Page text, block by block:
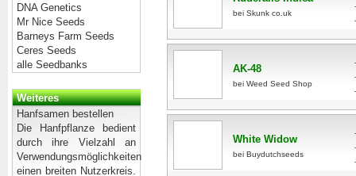
DNA Genetics
Mr Nice Seeds
Barneys Farm Seeds
Ceres Seeds
alle Seedbanks
Weiteres
Hanfsamen bestellen
Die Hanfpflanze bedient
durch ihre Vielzahl an
Verwendungsmöglichkeiten
einen breiten Nutzerkreis.
bei Skunk co.uk
AK-48
bei Weed Seed Shop
White Widow
bei Buydutchseeds